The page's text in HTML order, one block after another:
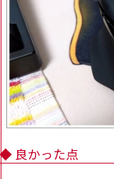
◆ 良かった点